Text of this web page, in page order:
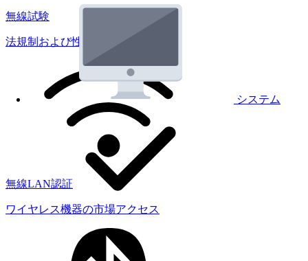
システム
無線試験
法規制および性能試験
無線LAN認証
ワイヤレス機器の市場アクセス